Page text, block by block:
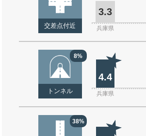
交差点付近
3.3
兵庫県
8%
トンネル
4.4
兵庫県
38%